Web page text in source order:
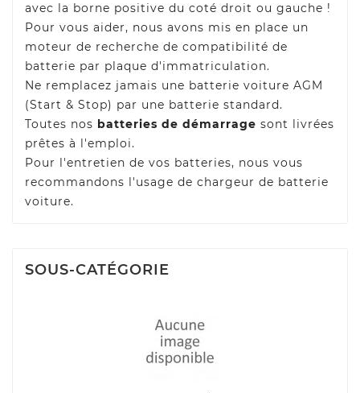
avec la borne positive du coté droit ou gauche !
Pour vous aider, nous avons mis en place un
moteur de recherche de compatibilité de
batterie par plaque d'immatriculation.
Ne remplacez jamais une batterie voiture AGM
(Start & Stop) par une batterie standard.
Toutes nos batteries de démarrage sont livrées
prêtes à l'emploi.
Pour l'entretien de vos batteries, nous vous
recommandons l'usage de chargeur de batterie
voiture.
SOUS-CATÉGORIE